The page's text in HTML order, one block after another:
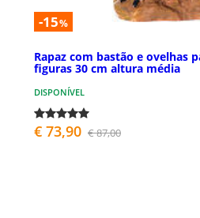
-15%
Rapaz com bastão e ovelhas
figuras 30 cm altura média
DISPONÍVEL
€ 73,90 € 87,00